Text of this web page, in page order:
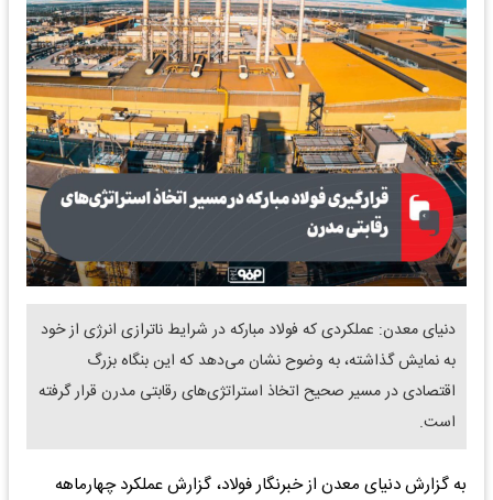
دنیای معدن: عملکردی که فولاد مبارکه در شرایط ناترازی انرژی از خود
به نمایش گذاشته، به وضوح نشان می‌دهد که این بنگاه بزرگ
اقتصادی در مسیر صحیح اتخاذ استراتژی‌های رقابتی مدرن قرار گرفته
است.
به گزارش دنیای معدن از خبرنگار فولاد، گزارش عملکرد چهارماهه